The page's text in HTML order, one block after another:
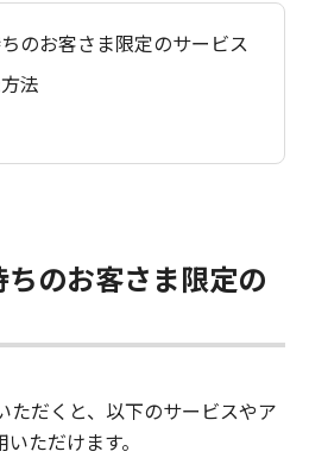
のお客さま限定のサービス
法
のお客さま限定の
ただくと、以下のサービスやア
ただけます。